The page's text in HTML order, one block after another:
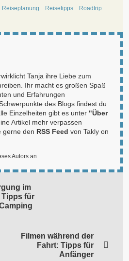
Reiseplanung Reisetipps
Roadtrip
Tanja ihre Liebe zum
Ihr macht es großen Spaß
und Erfahrungen
des Blogs findest du
Einzelheiten gibt es unter "Über
Artikel mehr verpassen
gerne den RSS Feed von Takly on
Autors an.
im
für
Filmen während der
Fahrt: Tipps für
Anfänger